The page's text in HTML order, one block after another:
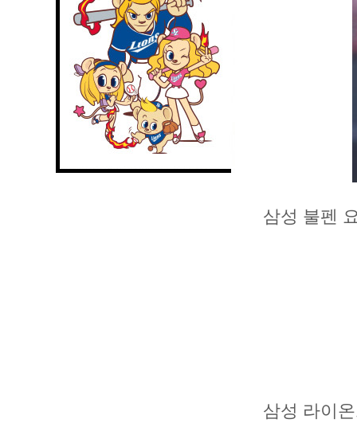
삼성 불펜
삼성 라이